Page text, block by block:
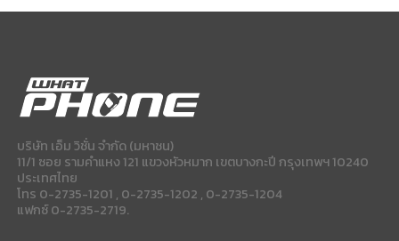
บริษัท เอ็ม วิชั่น จำกัด (มหาชน)
11/1 ซอย รามคำแหง 121 แขวงหัวหมาก เขตบางกะปี กรุงเทพฯ 10240
ประเทศไทย
โทร 0-2735-1201 , 0-2735-1202 , 0-2735-1204
แฟกซ์ 0-2735-2719.